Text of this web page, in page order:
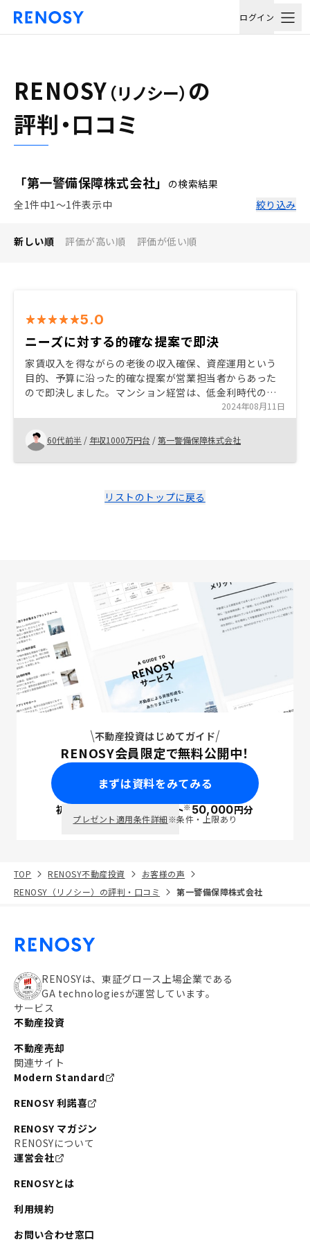
ログイン
RENOSY （リノシー） の
評判・口コミ
「第一警備保障株式会社」
の検索結果
全1件中1〜1件表示中
絞り込み
新しい順 評価が高い順 評価が低い順
5.0
ニーズに対する的確な提案で即決
家賃収入を得ながらの老後の収入確保、資産運用という
目的、予算に沿った的確な提案が営業担当者からあった
ので即決しました。マンション経営は、低金利時代の資
産運用の一つとしておすすめできる手段であると思いま
す。
2024年08月11日
60代前半 / 年収1000万円台 /第一警備保障株式会社
リストのトップに戻る
不動産投資はじめてガイド
RENOSY会員限定で無料公開中！
まずは資料をみてみる
初回面談で ポイント※50,000円分
プレゼント適用条件詳細※条件・上限あり
TOP RENOSY不動産投資
お客様の声
RENOSY（リノシー）の評判・口コミ
第一警備保障株式会社
RENOSYは、東証グロース上場企業である
GA technologiesが運営しています。
サービス
不動産投資
不動産売却
関連サイト
Modern Standard
RENOSY 利諾喜
RENOSY マガジン
RENOSYについて
運営会社
RENOSYとは
利用規約
お問い合わせ窓口